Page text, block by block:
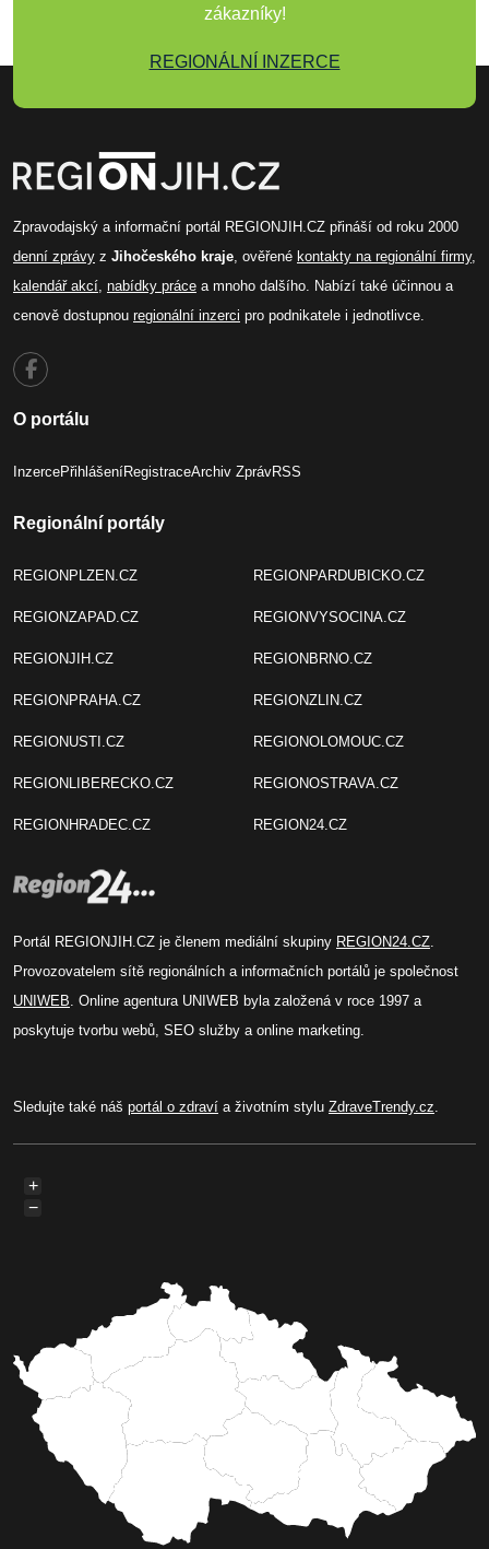
zákazníky!
REGIONÁLNÍ INZERCE
Zpravodajský a informační portál REGIONJIH.CZ přináší od roku 2000
denní zprávy z Jihočeského kraje, ověřené kontakty na regionální firmy,
kalendář akcí, nabídky práce a mnoho dalšího. Nabízí také účinnou a
cenově dostupnou regionální inzerci pro podnikatele i jednotlivce.
O portálu
InzercePřihlášeníRegistraceArchiv ZprávRSS
Regionální portály
REGIONPLZEN.CZ
REGIONZAPAD.CZ
REGIONJIH.CZ
REGIONPRAHA.CZ
REGIONUSTI.CZ
REGIONLIBERECKO.CZ
REGIONHRADEC.CZ
REGIONPARDUBICKO.CZ
REGIONVYSOCINA.CZ
REGIONBRNO.CZ
REGIONZLIN.CZ
REGIONOLOMOUC.CZ
REGIONOSTRAVA.CZ
REGION24.CZ
Portál REGIONJIH.CZ je členem mediální skupiny REGION24.CZ.
Provozovatelem sítě regionálních a informačních portálů je společnost
UNIWEB. Online agentura UNIWEB byla založená v roce 1997 a
poskytuje tvorbu webů, SEO služby a online marketing.
Sledujte také náš portál o zdraví a životním stylu ZdraveTrendy.cz.
+
−